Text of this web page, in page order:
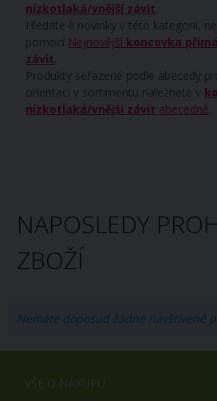
nízkotlaká/vnější závit
Hledáte-li novinky v této kategorii,
pomocí Nejnovější koncovka
závit
Produkty seřazené podle abecedy
orientaci v sortimentu naleznete v
nízkotlaká/vnější závit abecedně
NAPOSLEDY
ZBOŽÍ
Nemáte doposud žádné navštívené
VŠE O NÁKUPU